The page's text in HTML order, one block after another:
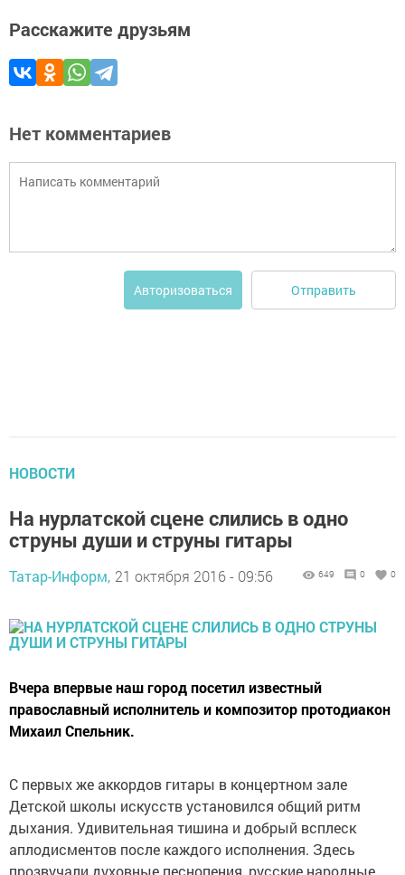
Расскажите друзьям
Нет комментариев
Авторизоваться Отправить
НОВОСТИ
На нурлатской сцене слились в одно
струны души и струны гитары
Татар-Информ, 21 октября 2016 - 09:56 649 0 0
Вчера впервые наш город посетил известный
православный исполнитель и композитор протодиакон
Михаил Спельник.
С первых же аккордов гитары в концертном зале
Детской школы искусств установился общий ритм
дыхания. Удивительная тишина и добрый всплеск
аплодисментов после каждого исполнения. Здесь
прозвучали духовные песнопения, русские народные